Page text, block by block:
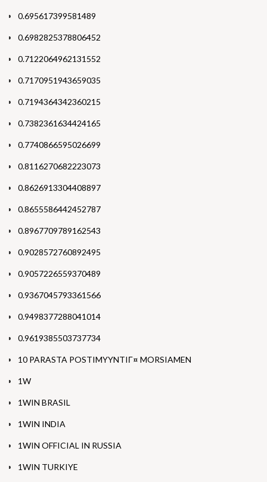
0.695617399581489
0.6982825378806452
0.7122064962131552
0.7170951943659035
0.7194364342360215
0.7382361634424165
0.7740866595026699
0.8116270682223073
0.8626913304408897
0.8655586442452787
0.8967709789162543
0.9028572760892495
0.9057226559370489
0.9367045793361566
0.9498377288041014
0.9619385503737734
10 PARASTA POSTIMYYNTIГ¤ MORSIAMEN
1W
1WIN BRASIL
1WIN INDIA
1WIN OFFICIAL IN RUSSIA
1WIN TURKIYE